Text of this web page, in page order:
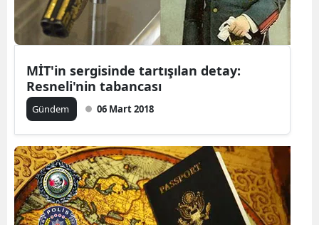
MİT'in sergisinde tartışılan detay:
Resneli'nin tabancası
Gündem 06 Mart 2018